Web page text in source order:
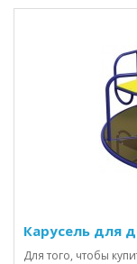
Карусель для
Для того, чтобы